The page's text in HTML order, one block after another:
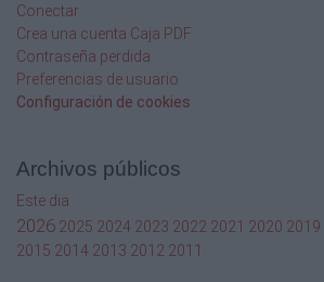
Agosto
Tottal
Nutrimins
Nutrifoliar completo
Klip boro
Conectar
Crea una cuenta Caja PDF
Contraseña perdida
Preferencias de usuario
Configuración de cookies
Archivos públicos
Este dia
2026 2025 2024 2023 2022 2021 2020 2019
2015 2014 2013 2012 2011